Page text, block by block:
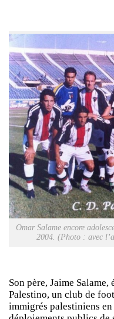
Omar Salame encore
2004. (Photo : avec
Son père, Jaime
Palestino, un club de
immigrés palestiniens